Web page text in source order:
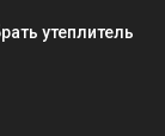
утеплитель